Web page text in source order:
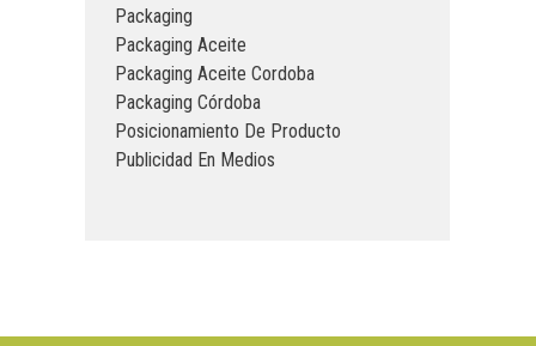
Packaging
Packaging Aceite
Packaging Aceite Cordoba
Packaging Córdoba
Posicionamiento De Producto
Publicidad En Medios